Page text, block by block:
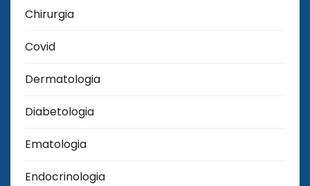
Chirurgia
Covid
Dermatologia
Diabetologia
Ematologia
Endocrinologia